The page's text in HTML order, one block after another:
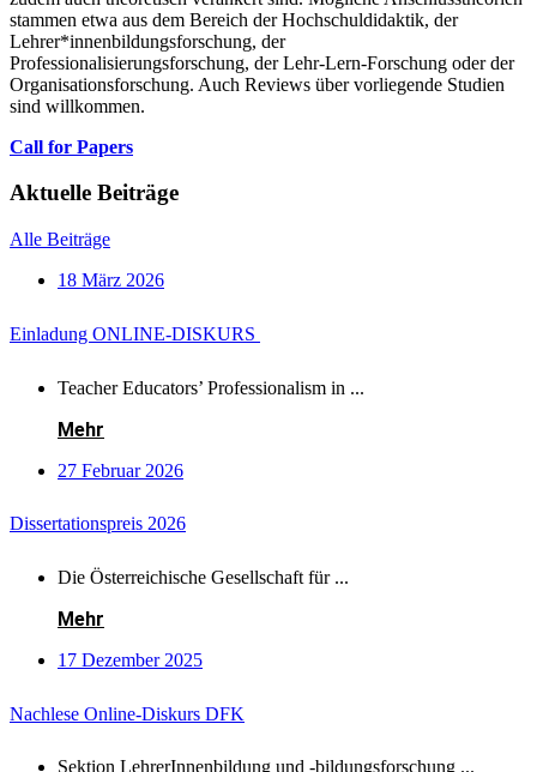
stammen etwa aus dem Bereich der Hochschuldidaktik, der
Lehrer*innenbildungsforschung, der
Professionalisierungsforschung, der Lehr-Lern-Forschung oder der
Organisationsforschung. Auch Reviews über vorliegende Studien
sind willkommen.
Call for Papers
Aktuelle Beiträge
Alle Beiträge
18 März 2026
Einladung ONLINE-DISKURS
Teacher Educators’ Professionalism in ...
Mehr
27 Februar 2026
Dissertationspreis 2026
Die Österreichische Gesellschaft für ...
Mehr
17 Dezember 2025
Nachlese Online-Diskurs DFK
Sektion LehrerInnenbildung und -bildungsforschung ...